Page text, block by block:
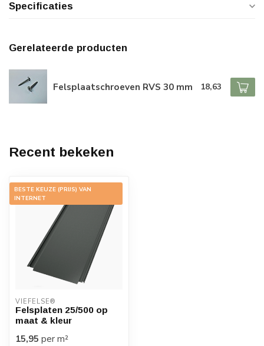
Specificaties
Gerelateerde producten
Felsplaatschroeven RVS 30 mm 18,63
Recent bekeken
BESTE KEUZE (PRIJS) VAN
INTERNET
VIEFELSE®
Felsplaten 25/500 op
maat & kleur
15,95 per m²